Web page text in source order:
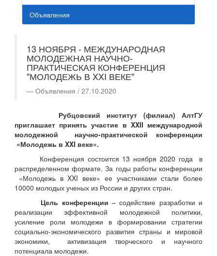
Объявления
13 НОЯБРЯ - МЕЖДУНАРОДНАЯ
МОЛОДЕЖНАЯ НАУЧНО-
ПРАКТИЧЕСКАЯ КОНФЕРЕНЦИЯ
"МОЛОДЕЖЬ В XXI ВЕКЕ"
Объявления / 27.10.2020
Рубцовский институт (филиал) АлтГУ
приглашает принять участие в XXII международной
молодежной научно-практической конференции
«Молодежь в XXI веке».
Конференция состоится 13 ноября 2020 года в
распределенном формате. За годы работы конференции
«Молодежь в XXI веке» ее участниками стали более
10000 молодых ученых из России и других стран.
Цель конференции – содействие разработки и
реализации эффективной молодежной политики,
усиление роли молодежи в формировании стратегии
социально-экономического развития страны и мировой
экономики, активизация творческого и научного
потенциала молодежи.